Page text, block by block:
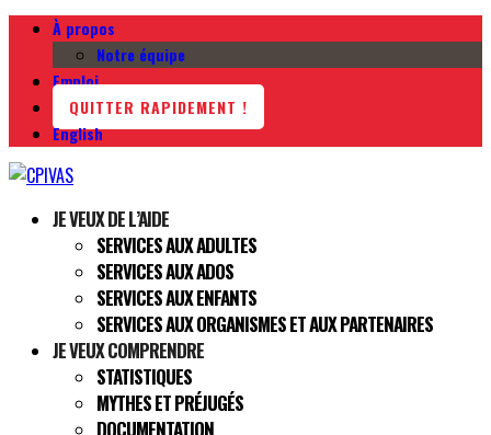
À propos
Notre équipe
Emploi
QUITTER RAPIDEMENT !
English
JE VEUX DE L’AIDE
SERVICES AUX ADULTES
SERVICES AUX ADOS
SERVICES AUX ENFANTS
SERVICES AUX ORGANISMES ET AUX PARTENAIRES
JE VEUX COMPRENDRE
STATISTIQUES
MYTHES ET PRÉJUGÉS
DOCUMENTATION